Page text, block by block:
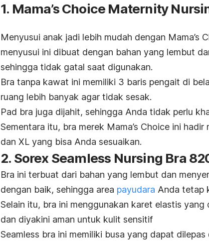
1. Mama’s Choice Maternity
Menyusui anak jadi lebih mudah dengan Mama’s
menyusui ini dibuat dengan bahan yang lembut
sehingga tidak gatal saat digunakan.
Bra tanpa kawat ini memiliki 3 baris pengait di
ruang lebih banyak agar tidak sesak.
Pad bra juga dijahit, sehingga Anda tidak perlu
Sementara itu, bra merek Mama’s Choice ini
dan XL yang bisa Anda sesuaikan.
2. Sorex Seamless Nursing Bra
Bra ini terbuat dari bahan yang lembut dan
dengan baik, sehingga area payudara Anda tetap
Selain itu, bra ini menggunakan karet elastis
dan diyakini aman untuk kulit sensitif
Seamless bra ini memiliki busa yang dapat